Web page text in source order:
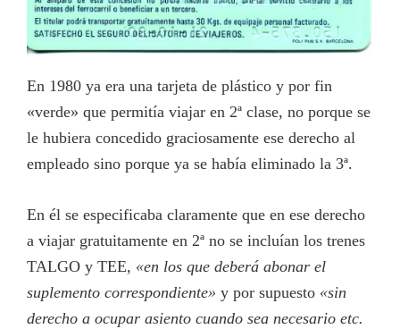
En 1980 ya era una tarjeta de plástico y por fin
«verde» que permitía viajar en 2ª clase, no porque se
le hubiera concedido graciosamente ese derecho al
empleado sino porque ya se había eliminado la 3ª.
En él se especificaba claramente que en ese derecho
a viajar gratuitamente en 2ª no se incluían los trenes
TALGO y TEE, «en los que deberá abonar el
suplemento correspondiente» y por supuesto «sin
derecho a ocupar asiento cuando sea necesario etc.